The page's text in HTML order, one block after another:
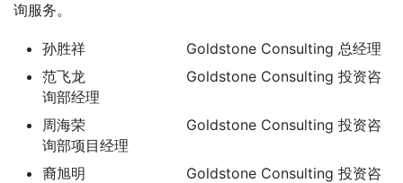
询服务。
孙胜祥 Goldstone Consulting 总经理
范飞龙 Goldstone Consulting 投资咨
询部经理
周海荣 Goldstone Consulting 投资咨
询部项目经理
裔旭明 Goldstone Consulting 投资咨